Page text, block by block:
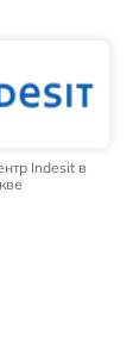
Indesit в